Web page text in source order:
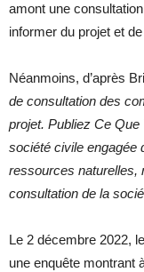
amont une
informer du projet et
Néanmoins, d’après
de consultation des
projet. Publiez Ce
société civile engagée
ressources naturelles,
consultation de la
Le 2 décembre 2022,
une enquête montrant